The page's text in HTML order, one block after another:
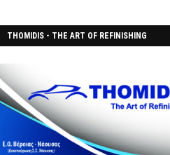
THOMIDIS - THE ART OF REFINISHING